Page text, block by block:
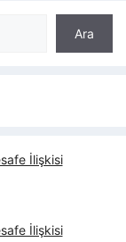
Ara
İlişkisi
İlişkisi